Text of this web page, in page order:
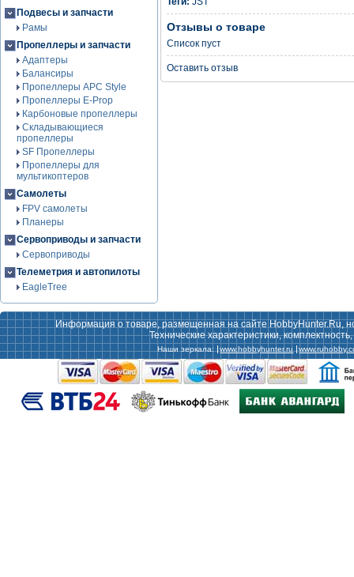
Подвесы и запчасти
Рамы
Пропеллеры и запчасти
Адаптеры
Балансиры
Пропеллеры APC Style
Пропеллеры E-Prop
Карбоновые пропеллеры
Складывающиеся
пропеллеры
SF Пропеллеры
Пропеллеры для
мультикоптеров
Самолеты
FPV самолеты
Планеры
Сервоприводы и запчасти
Сервоприводы
Телеметрия и автопилоты
EagleTree
Отзывы о товаре
Список пуст
Оставить отзыв
Информация о товаре, размещенная на сайте HobbyHunter.Ru,
Технические характеристики,
Наши зеркала: www.hobbyhunter.ru